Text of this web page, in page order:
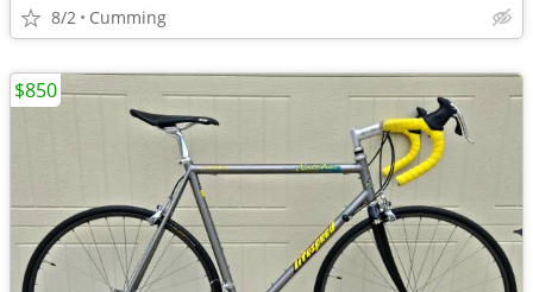
8/2 Cumming
$850